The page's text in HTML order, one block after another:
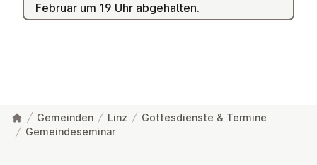
Februar um 19 Uhr abgehalten.
Gemeinden Linz
Gottesdienste & Termine
Gemeindeseminar